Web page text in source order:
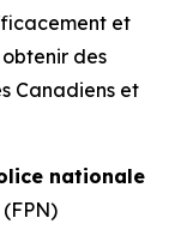
et
des
Canadiens et
nationale